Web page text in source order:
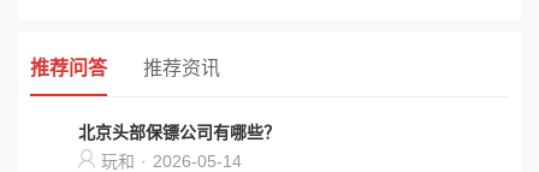
推荐问答 推荐资讯
北京头部保镖公司有哪些？
玩和 · 2026-05-14